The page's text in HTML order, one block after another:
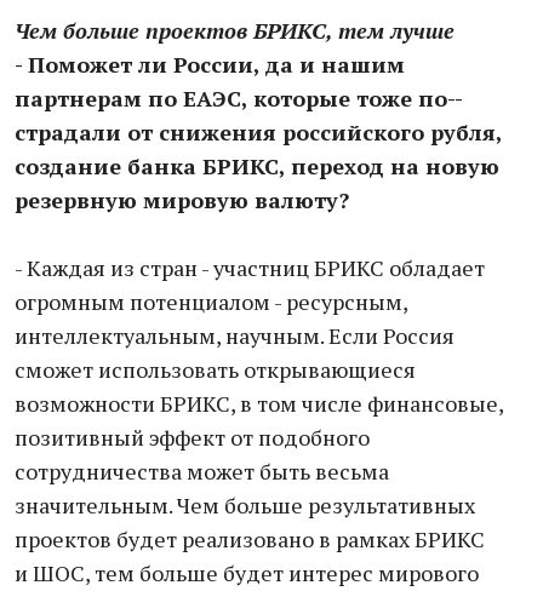
Чем больше проектов БРИКС, тем лучше
- Поможет ли России, да и нашим
партнерам по ЕАЭС, которые тоже по-­­
страдали от снижения российского рубля,
создание банка БРИКС, переход на новую
резервную мировую валюту?
- Каждая из стран - участниц БРИКС обладает
огромным потенциалом - ресурсным,
интеллектуальным, научным. Если Россия
сможет использовать открывающиеся
возможности БРИКС, в том числе финансовые,
позитивный эффект от подобного
сотрудничества может быть весьма
значительным. Чем больше результативных
проектов будет реализовано в рамках БРИКС
и ШОС, тем больше будет интерес мирового